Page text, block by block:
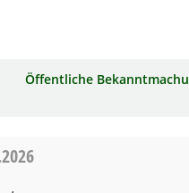
Öffentliche